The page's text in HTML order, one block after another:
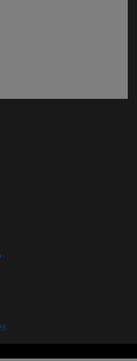
en nueva ventana)
en nueva ventana)